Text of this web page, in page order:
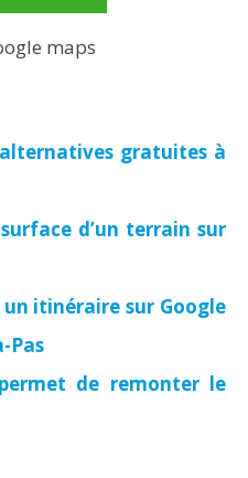
maps
gratuites à
d’un terrain sur
itinéraire sur Google
Pas
de remonter le